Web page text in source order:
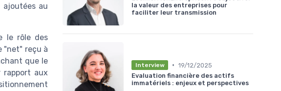
ajoutées au
le rôle des
"net" reçu à
que le
aux
la valeur des entreprises pour
faciliter leur transmission
Interview • 19/12/2025
Evaluation financière des actifs
immatériels : enjeux et perspectives